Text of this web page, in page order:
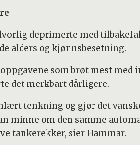
deprimerte med
alders og kjønnsbesetning.
som brøt mest med
det merkbart dårligere.
tenkning og gjør det
minne om den samme
tankerekker, sier Hammar.